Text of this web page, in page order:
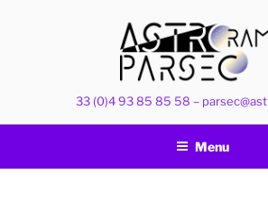
33 (0)4 93 85 85 58 –
Menu